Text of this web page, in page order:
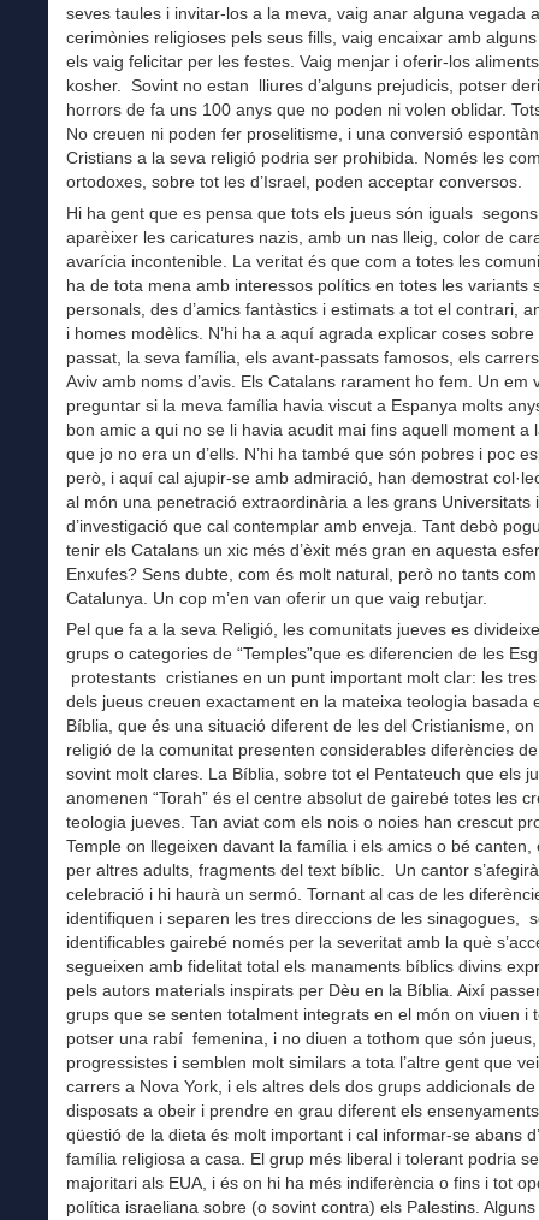
seves taules i invitar-los a la meva, vaig anar alguna vegada a
cerimònies religioses pels seus fills, vaig encaixar amb
els vaig felicitar per les festes. Vaig menjar i oferir-los
kosher. Sovint no estan lliures d’alguns prejudicis, potser
horrors de fa uns 100 anys que no poden ni volen oblidar.
No creuen ni poden fer proselitisme, i una conversió
Cristians a la seva religió podria ser prohibida. Només les
ortodoxes, sobre tot les d’Israel, poden acceptar conversos.
Hi ha gent que es pensa que tots els jueus són iguals
aparèixer les caricatures nazis, amb un nas lleig, color de
avarícia incontenible. La veritat és que com a totes les
ha de tota mena amb interessos polítics en totes les variants
personals, des d’amics fantàstics i estimats a tot el contrari,
i homes modèlics. N’hi ha a aquí agrada explicar coses sobre
passat, la seva família, els avant-passats famosos, els
Aviv amb noms d’avis. Els Catalans rarament ho fem. Un em
preguntar si la meva família havia viscut a Espanya molts
bon amic a qui no se li havia acudit mai fins aquell moment a
que jo no era un d’ells. N’hi ha també que són pobres i poc
però, i aquí cal ajupir-se amb admiració, han demostrat
al món una penetració extraordinària a les grans Universitats
d’investigació que cal contemplar amb enveja. Tant debò
tenir els Catalans un xic més d’èxit més gran en aquesta
Enxufes? Sens dubte, com és molt natural, però no tants
Catalunya. Un cop m’en van oferir un que vaig rebutjar.
Pel que fa a la seva Religió, les comunitats jueves es
grups o categories de “Temples”que es diferencien de les
protestants cristianes en un punt important molt clar: les
dels jueus creuen exactament en la mateixa teologia basada
Bíblia, que és una situació diferent de les del Cristianisme, on
religió de la comunitat presenten considerables diferències
sovint molt clares. La Bíblia, sobre tot el Pentateuch que els
anomenen “Torah” és el centre absolut de gairebé totes les
teologia jueves. Tan aviat com els nois o noies han crescut
Temple on llegeixen davant la família i els amics o bé canten,
per altres adults, fragments del text bíblic. Un cantor
celebració i hi haurà un sermó. Tornant al cas de les
identifiquen i separen les tres direccions de les sinagogues,
identificables gairebé només per la severitat amb la què
segueixen amb fidelitat total els manaments bíblics divins
pels autors materials inspirats per Dèu en la Bíblia. Així
grups que se senten totalment integrats en el món on viuen i
potser una rabí femenina, i no diuen a tothom que són
progressistes i semblen molt similars a tota l’altre gent que
carrers a Nova York, i els altres dels dos grups addicionals
disposats a obeir i prendre en grau diferent els
qüestió de la dieta és molt important i cal informar-se abans
família religiosa a casa. El grup més liberal i tolerant podria
majoritari als EUA, i és on hi ha més indiferència o fins i tot
política israeliana sobre (o sovint contra) els Palestins.